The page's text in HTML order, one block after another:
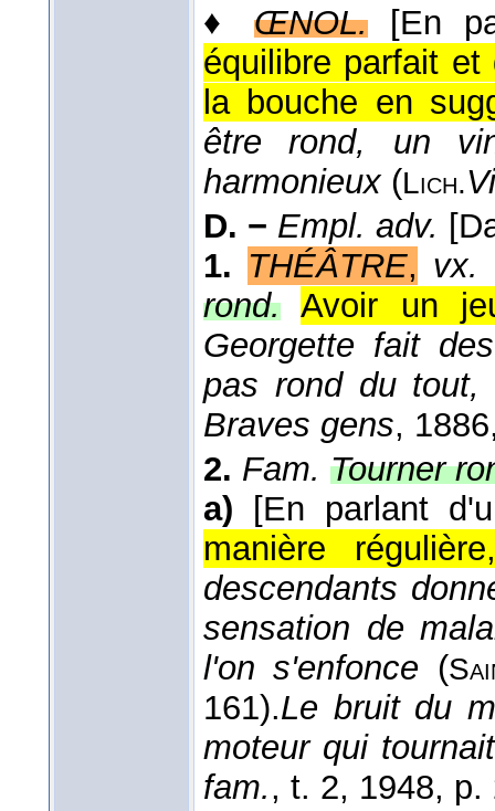
♦ŒNOL.
[En
équilibre parfait
la bouche en
être rond, un
harmonieux(Lich.
D. − Empl. adv.
1. THÉÂTRE, vx.
rond. Avoir un
Georgette fait
pas rond du
Braves gens, 1886
2. Fam. Tourner
a)
[En parlant
manière
descendants
sensation de
l'on s'enfonce (
161).Le bruit du
moteur qui
fam., t. 2, 1948, p.